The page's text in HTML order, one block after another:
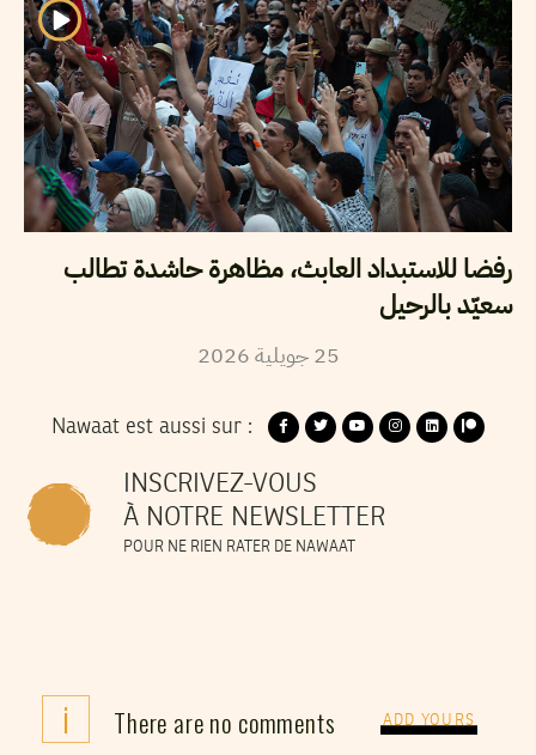
رفضا للاستبداد العابث، مظاهرة حاشدة تطالب
سعيّد بالرحيل
25 جويلية2026
Nawaat est aussi sur :
INSCRIVEZ-VOUS
À NOTRE NEWSLETTER
POUR NE RIEN RATER DE NAWAAT
i There are no comments ADD YOURS